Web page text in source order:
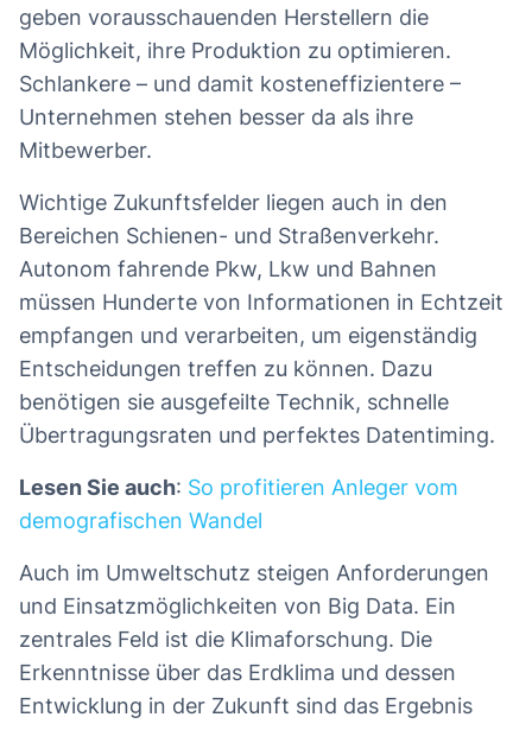
geben vorausschauenden Herstellern die
Möglichkeit, ihre Produktion zu optimieren.
Schlankere – und damit kosteneffizientere –
Unternehmen stehen besser da als ihre
Mitbewerber.
Wichtige Zukunftsfelder liegen auch in den
Bereichen Schienen- und Straßenverkehr.
Autonom fahrende Pkw, Lkw und Bahnen
müssen Hunderte von Informationen in Echtzeit
empfangen und verarbeiten, um eigenständig
Entscheidungen treffen zu können. Dazu
benötigen sie ausgefeilte Technik, schnelle
Übertragungsraten und perfektes Datentiming.
Lesen Sie auch: So profitieren Anleger vom
demografischen Wandel
Auch im Umweltschutz steigen Anforderungen
und Einsatzmöglichkeiten von Big Data. Ein
zentrales Feld ist die Klimaforschung. Die
Erkenntnisse über das Erdklima und dessen
Entwicklung in der Zukunft sind das Ergebnis